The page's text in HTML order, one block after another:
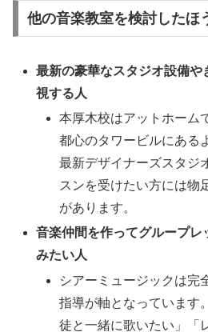
他の音楽教室を検討したほ
最新の豪華なスタジオ設備や
視する人
本厚木校はアットホーム
都心のタワービルにある
最新デザイナーズスタジ
スンを受けたい方には物
があります。
音楽仲間を作ってグループレ
みたい人
シアーミュージックは完
指導が軸となっています
徒と一緒に歌いたい」「